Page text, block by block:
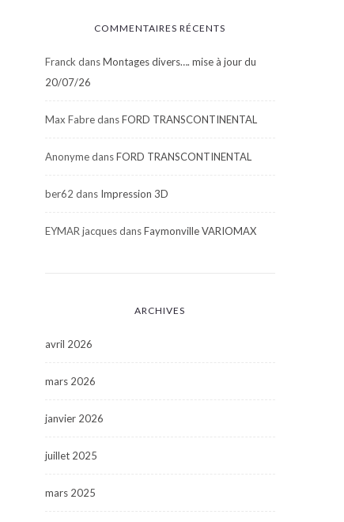
COMMENTAIRES RÉCENTS
Franck dansMontages divers…. mise à jour du
20/07/26
Max FabredansFORD TRANSCONTINENTAL
AnonymedansFORD TRANSCONTINENTAL
ber62 dans Impression 3D
EYMAR jacquesdansFaymonville VARIOMAX
ARCHIVES
avril 2026
mars 2026
janvier 2026
juillet 2025
mars 2025